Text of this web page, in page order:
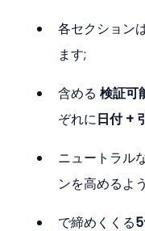
各セクション
ます;
含める 検証可
ぞれに日付 +
ニュートラル
ンを高めるよ
で締めくくる